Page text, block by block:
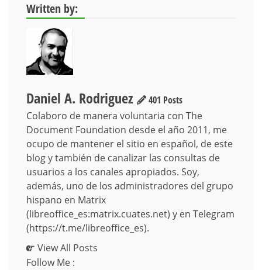
Written by:
Daniel A. Rodriguez
401 Posts
Colaboro de manera voluntaria con The
Document Foundation desde el año 2011, me
ocupo de mantener el sitio en español, de este
blog y también de canalizar las consultas de
usuarios a los canales apropiados. Soy,
además, uno de los administradores del grupo
hispano en Matrix
(libreoffice_es:matrix.cuates.net) y en Telegram
(https://t.me/libreoffice_es).
View All Posts
Follow Me :